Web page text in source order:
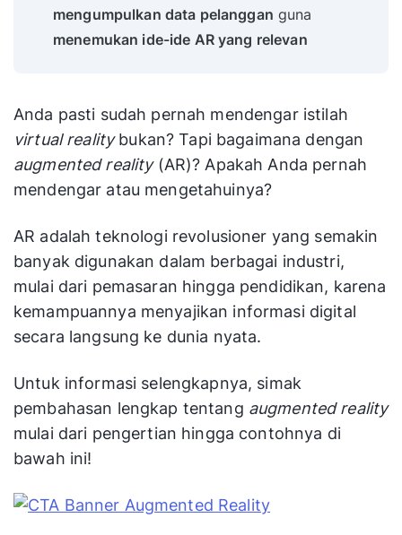
mengumpulkan data pelanggan guna
menemukan ide-ide AR yang relevan
Anda pasti sudah pernah mendengar istilah
virtual realitybukan? Tapi bagaimana dengan
augmented reality (AR)? Apakah Anda pernah
mendengar atau mengetahuinya?
AR adalah teknologi revolusioner yang semakin
banyak digunakan dalam berbagai industri,
mulai dari pemasaran hingga pendidikan, karena
kemampuannya menyajikan informasi digital
secara langsung ke dunia nyata.
Untuk informasi selengkapnya, simak
pembahasan lengkap tentang augmented reality
mulai dari pengertian hingga contohnya di
bawah ini!